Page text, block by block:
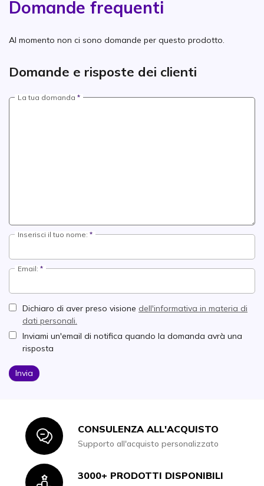
Domande frequenti
Al momento non ci sono domande per questo prodotto.
Domande e risposte dei clienti
La tua domanda
Inserisci il tuo nome:
Email:
Dichiaro di aver preso visione dell'informativa in materia di
dati personali.
Inviami un'email di notifica quando la domanda avrà una
risposta
Invia
IconCONSULENZA ALL'ACQUISTO
Supporto all'acquisto personalizzato
Icon3000+ PRODOTTI DISPONIBILI